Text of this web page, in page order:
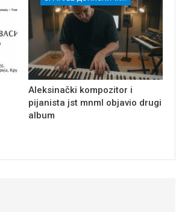
Aleksinački kompozitor i
pijanista jst mnml objavio drugi
album